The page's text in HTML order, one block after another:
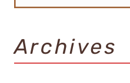
Archives